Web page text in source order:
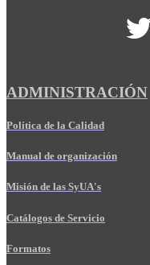
ADMINISTRACIÓN
Política de la Calidad
Manual de organización
Misión de las SyUA's
Catálogos de Servicio
Formatos